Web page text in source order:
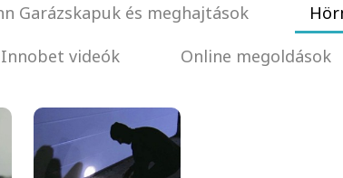
Garázskapuk és meghajtások
Innobet videók Online megoldások